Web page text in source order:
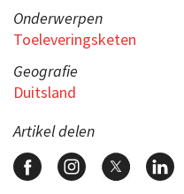
Onderwerpen
Toeleveringsketen
Geografie
Duitsland
Artikel delen